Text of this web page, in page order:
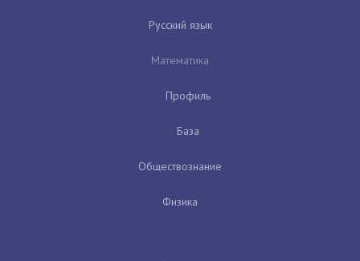
Русский язык
Математика
Профиль
База
Обществознание
Физика